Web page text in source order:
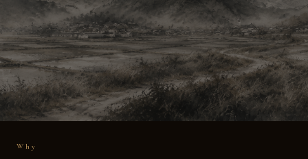
Why